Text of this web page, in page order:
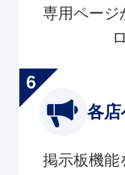
専用ページ
各
掲示板機能